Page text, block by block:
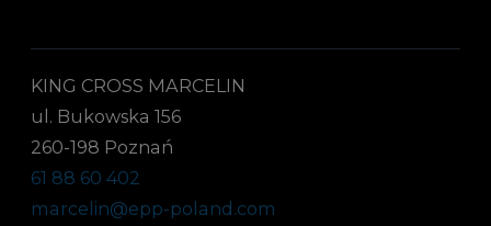
KING CROSS MARCELIN
ul. Bukowska 156
260-198 Poznań
61 88 60 402
marcelin@epp-poland.com